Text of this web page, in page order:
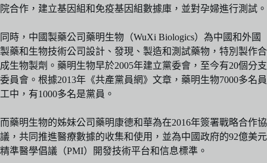
院合作，建立基因組和免疫基因組數據庫，並對孕婦進行測試。
同時，中國製藥公司藥明生物（WuXi Biologics）為中國和外國
製藥和生物技術公司設計、發現、製造和測試藥物，特別製作合
成生物製劑。藥明生物早於2005年建立黨委會，至今有20個分支
委員會。根據2013年《共產黨員網》文章，藥明生物7000多名員
工中，有1000多名是黨員。
而藥明生物的姊妹公司藥明康德和華為在2016年簽署戰略合作協
議，共同推進醫療數據的收集和使用，並為中國政府的92億美元
精準醫學倡議（PMI）開發技術平台和信息標準。